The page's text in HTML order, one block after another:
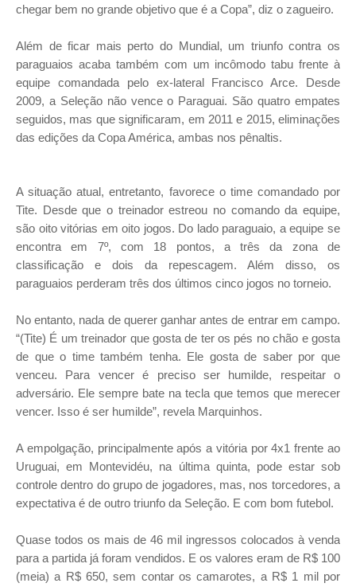
chegar bem no grande objetivo que é a Copa”, diz o zagueiro.
Além de ficar mais perto do Mundial, um triunfo contra os
paraguaios acaba também com um incômodo tabu frente à
equipe comandada pelo ex-lateral Francisco Arce. Desde
2009, a Seleção não vence o Paraguai. São quatro empates
seguidos, mas que significaram, em 2011 e 2015, eliminações
das edições da Copa América, ambas nos pênaltis.
A situação atual, entretanto, favorece o time comandado por
Tite. Desde que o treinador estreou no comando da equipe,
são oito vitórias em oito jogos. Do lado paraguaio, a equipe se
encontra em 7º, com 18 pontos, a três da zona de
classificação e dois da repescagem. Além disso, os
paraguaios perderam três dos últimos cinco jogos no torneio.
No entanto, nada de querer ganhar antes de entrar em campo.
“(Tite) É um treinador que gosta de ter os pés no chão e gosta
de que o time também tenha. Ele gosta de saber por que
venceu. Para vencer é preciso ser humilde, respeitar o
adversário. Ele sempre bate na tecla que temos que merecer
vencer. Isso é ser humilde”, revela Marquinhos.
A empolgação, principalmente após a vitória por 4x1 frente ao
Uruguai, em Montevidéu, na última quinta, pode estar sob
controle dentro do grupo de jogadores, mas, nos torcedores, a
expectativa é de outro triunfo da Seleção. E com bom futebol.
Quase todos os mais de 46 mil ingressos colocados à venda
para a partida já foram vendidos. E os valores eram de R$ 100
(meia) a R$ 650, sem contar os camarotes, a R$ 1 mil por